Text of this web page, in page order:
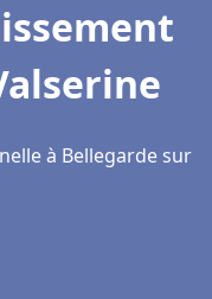
à Bellegarde sur